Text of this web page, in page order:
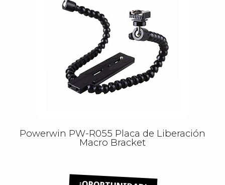
Powerwin PW-R055 Placa de Liberación
Macro Bracket